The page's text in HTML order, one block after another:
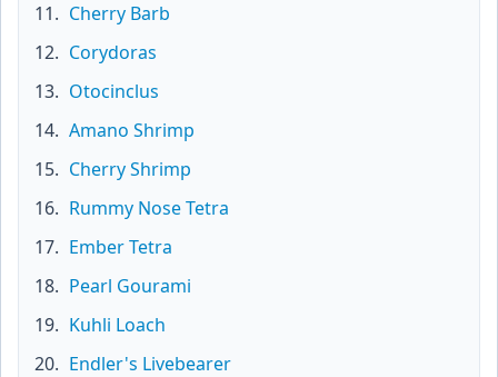
Cherry Barb
Corydoras
Otocinclus
Amano Shrimp
Cherry Shrimp
Rummy Nose Tetra
Ember Tetra
Pearl Gourami
Kuhli Loach
Endler's Livebearer